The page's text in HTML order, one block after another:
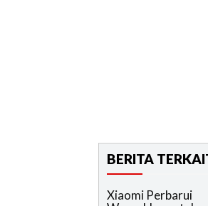
BERITA
Xiaomi Perbarui